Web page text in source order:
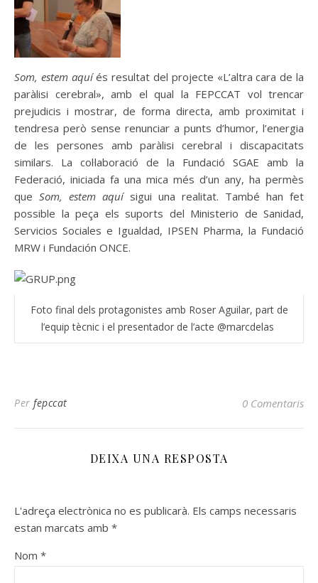
Som, estem aquíés resultat del projecte «L’altra cara de la
paràlisi cerebral», amb el qual la FEPCCAT vol trencar
prejudicis i mostrar, de forma directa, amb proximitat i
tendresa però sense renunciar a punts d’humor, l’energia
de les persones amb paràlisi cerebral i discapacitats
similars. La col·laboració de la Fundació SGAE amb la
Federació, iniciada fa una mica més d’un any, ha permès
que Som, estem aquísigui una realitat. També han fet
possible la peça els suports del Ministerio de Sanidad,
Servicios Sociales e Igualdad, IPSEN Pharma, la Fundació
MRW i Fundación ONCE.
Foto final dels protagonistes amb Roser Aguilar, part de
l’equip tècnic i el presentador de l’acte @marcdelas
Per fepccat 0 Comentaris
DEIXA UNA RESPOSTA
L'adreça electrònica no es publicarà. Els camps necessaris
estan marcats amb *
Nom *